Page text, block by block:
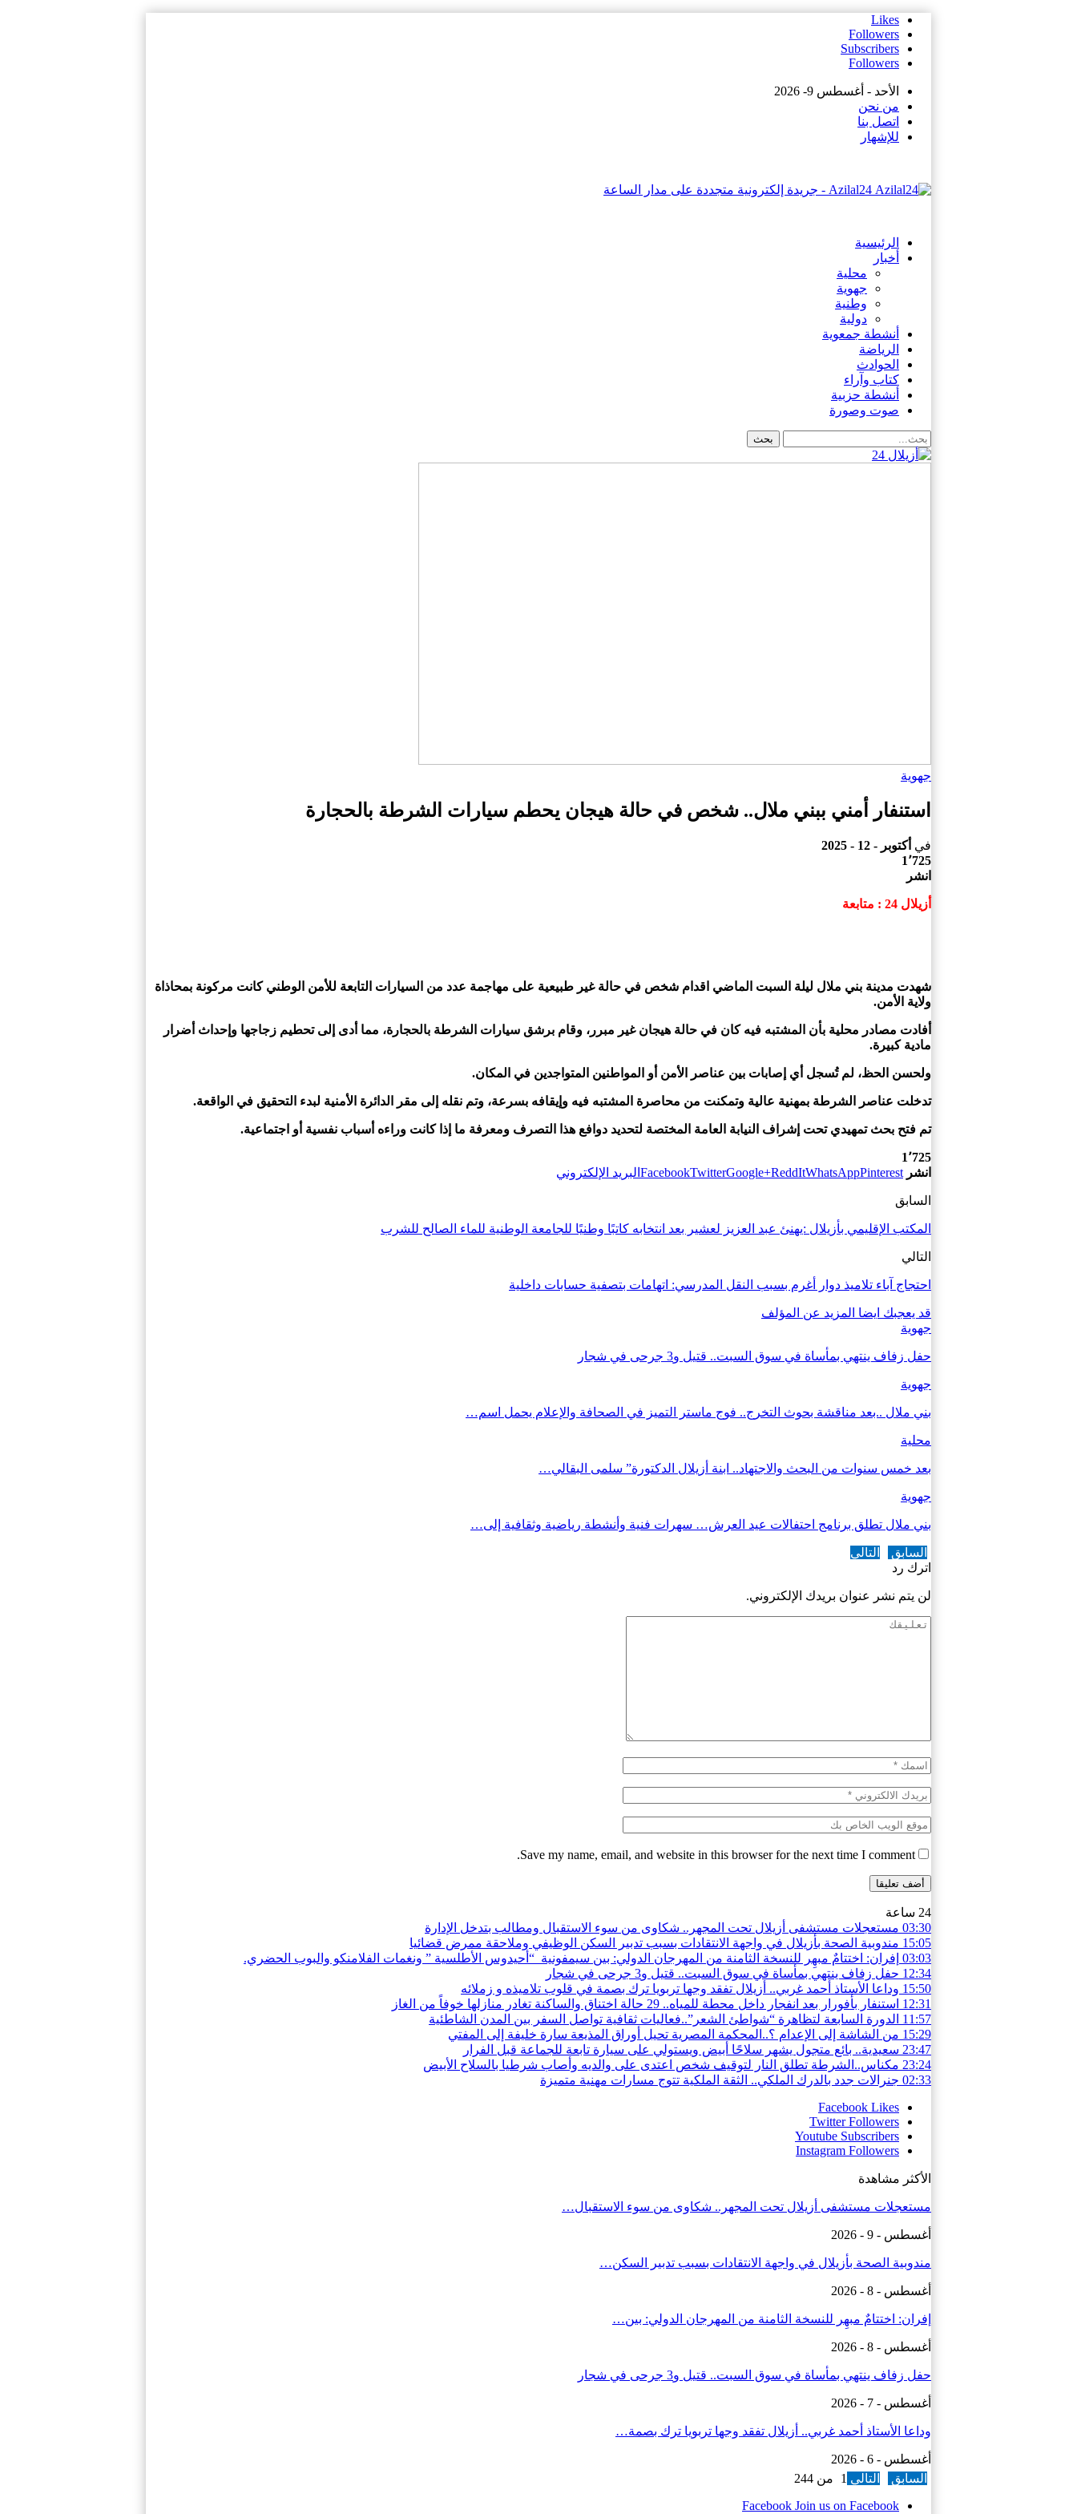
Likes
Followers
Subscribers
Followers
الأحد - أغسطس 9- 2026
من نحن
اتصل بنا
للإشهار
Azilal24 - جريدة إلكترونية متجددة على مدار الساعة
الرئيسية
أخبار
محلية
جهوية
وطنية
دولية
أنشطة جمعوية
الرياضة
الحوادث
كتاب وآراء
أنشطة حزبية
صوت وصورة
جهوية
استنفار أمني ببني ملال.. شخص في حالة هيجان يحطم سيارات الشرطة بالحجارة
في أكتوبر - 12 - 2025
1٬725
انشر
أزيلال 24 : متابعة
شهدت مدينة بني ملال ليلة السبت الماضي اقدام شخص في حالة غير طبيعية على مهاجمة عدد من السيارات التابعة للأمن الوطني كانت مركونة بمحاذاة
ولاية الأمن.
أفادت مصادر محلية بأن المشتبه فيه كان في حالة هيجان غير مبرر، وقام برشق سيارات الشرطة بالحجارة، مما أدى إلى تحطيم زجاجها وإحداث أضرار
مادية كبيرة.
ولحسن الحظ، لم تُسجل أي إصابات بين عناصر الأمن أو المواطنين المتواجدين في المكان.
تدخلت عناصر الشرطة بمهنية عالية وتمكنت من محاصرة المشتبه فيه وإيقافه بسرعة، وتم نقله إلى مقر الدائرة الأمنية لبدء التحقيق في الواقعة.
تم فتح بحث تمهيدي تحت إشراف النيابة العامة المختصة لتحديد دوافع هذا التصرف ومعرفة ما إذا كانت وراءه أسباب نفسية أو اجتماعية.
1٬725
انشر
FacebookTwitterGoogle+ReddItWhatsAppPinterest البريد الإلكتروني
السابق
المكتب الإقليمي بأزيلال :يهنئ عبد العزيز لعشير بعد انتخابه كاتبًا وطنيًا للجامعة الوطنية للماء الصالح للشرب
التالي
احتجاج آباء تلاميذ دوار أغرم بسبب النقل المدرسي: اتهامات بتصفية حسابات داخلية
قد يعجبك ايضا المزيد عن المؤلف
جهوية
حفل زفاف ينتهي بمأساة في سوق السبت.. قتيل و3 جرحى في شجار
جهوية
بني ملال ..بعد مناقشة بحوث التخرج.. فوج ماستر التميز في الصحافة والإعلام يحمل اسم…
محلية
بعد خمس سنوات من البحث والاجتهاد.. ابنة أزيلال الدكتورة” سلمى البقالي…
جهوية
بني ملال تطلق برنامج احتفالات عيد العرش… سهرات فنية وأنشطة رياضية وثقافية إلى…
السابق
التالي
اترك رد
لن يتم نشر عنوان بريدك الإلكتروني.
Save my name, email, and website in this browser for the next time I comment.
24 ساعة
03:30 مستعجلات مستشفى أزيلال تحت المجهر.. شكاوى من سوء الاستقبال ومطالب بتدخل الإدارة
15:05 مندوبية الصحة بأزيلال في واجهة الانتقادات بسبب تدبير السكن الوظيفي وملاحقة ممرض قضائيا
03:03 إفران: اختتامٌ مبهِر للنسخة الثامنة من المهرجان الدولي: بين سيمفونية “أحيدوس الأطلسية ” ونغمات الفلامنكو والبوب ​​الحضري.
12:34 حفل زفاف ينتهي بمأساة في سوق السبت.. قتيل و3 جرحى في شجار
15:50 وداعا الأستاذ أحمد غربي.. أزيلال تفقد وجها تربويا ترك بصمة في قلوب تلاميذه و زملائه
12:31 استنفار بأفورار بعد انفجار داخل محطة للمياه.. 29 حالة اختناق والساكنة تغادر منازلها خوفاً من الغاز
11:57 الدورة السابعة لتظاهرة “شواطئ الشعر”..فعاليات ثقافية تواصل السفر بين المدن الشاطئية
15:29 من الشاشة إلى الإعدام ؟..المحكمة المصرية تحيل أوراق المذيعة سارة خليفة إلى المفتي
23:47 سعيدية.. بائع متجول يشهر سلاحًا أبيض ويستولي على سيارة تابعة للجماعة قبل الفرار
23:24 مكناس..الشرطة تطلق النار لتوقيف شخص اعتدى على والديه وأصاب شرطيا بالسلاح الأبيض
02:33 جنرالات جدد بالدرك الملكي.. الثقة الملكية تتوج مسارات مهنية متميزة
Facebook Likes
Twitter Followers
Youtube Subscribers
Instagram Followers
الأكثر مشاهدة
مستعجلات مستشفى أزيلال تحت المجهر.. شكاوى من سوء الاستقبال…
أغسطس - 9 - 2026
مندوبية الصحة بأزيلال في واجهة الانتقادات بسبب تدبير السكن…
أغسطس - 8 - 2026
إفران: اختتامٌ مبهِر للنسخة الثامنة من المهرجان الدولي: بين…
أغسطس - 8 - 2026
حفل زفاف ينتهي بمأساة في سوق السبت.. قتيل و3 جرحى في شجار
أغسطس - 7 - 2026
وداعا الأستاذ أحمد غربي.. أزيلال تفقد وجها تربويا ترك بصمة…
أغسطس - 6 - 2026
السابق
التالي 1 من 244
Facebook Join us on Facebook